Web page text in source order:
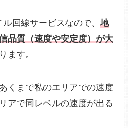
ル回線サービスなので、地
品質（速度や安定度）が大
ます。
くまで私のエリアでの速度
アで同レベルの速度が出る